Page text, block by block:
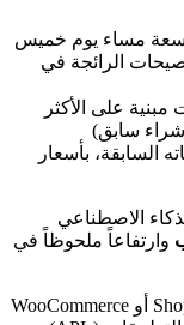
مساء يوم خميس
الرائجة في
على الأكثر
سابق)
السابقة، بأسعار
الاصطناعي
وارتفاعاً ملحوظاً في
سواء كنت تستخدم Shopify أو WooCommerce